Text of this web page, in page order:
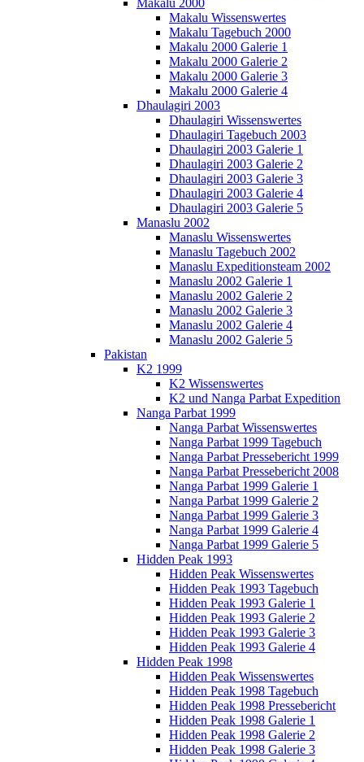
Makalu 2000
Makalu Wissenswertes
Makalu Tagebuch 2000
Makalu 2000 Galerie 1
Makalu 2000 Galerie 2
Makalu 2000 Galerie 3
Makalu 2000 Galerie 4
Dhaulagiri 2003
Dhaulagiri Wissenswertes
Dhaulagiri Tagebuch 2003
Dhaulagiri 2003 Galerie 1
Dhaulagiri 2003 Galerie 2
Dhaulagiri 2003 Galerie 3
Dhaulagiri 2003 Galerie 4
Dhaulagiri 2003 Galerie 5
Manaslu 2002
Manaslu Wissenswertes
Manaslu Tagebuch 2002
Manaslu Expeditionsteam 2002
Manaslu 2002 Galerie 1
Manaslu 2002 Galerie 2
Manaslu 2002 Galerie 3
Manaslu 2002 Galerie 4
Manaslu 2002 Galerie 5
Pakistan
K2 1999
K2 Wissenswertes
K2 und Nanga Parbat Expedition
Nanga Parbat 1999
Nanga Parbat Wissenswertes
Nanga Parbat 1999 Tagebuch
Nanga Parbat Pressebericht 1999
Nanga Parbat Pressebericht 2008
Nanga Parbat 1999 Galerie 1
Nanga Parbat 1999 Galerie 2
Nanga Parbat 1999 Galerie 3
Nanga Parbat 1999 Galerie 4
Nanga Parbat 1999 Galerie 5
Hidden Peak 1993
Hidden Peak Wissenswertes
Hidden Peak 1993 Tagebuch
Hidden Peak 1993 Galerie 1
Hidden Peak 1993 Galerie 2
Hidden Peak 1993 Galerie 3
Hidden Peak 1993 Galerie 4
Hidden Peak 1998
Hidden Peak Wissenswertes
Hidden Peak 1998 Tagebuch
Hidden Peak 1998 Pressebericht
Hidden Peak 1998 Galerie 1
Hidden Peak 1998 Galerie 2
Hidden Peak 1998 Galerie 3